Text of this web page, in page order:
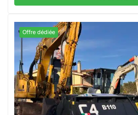
Offre dédiée